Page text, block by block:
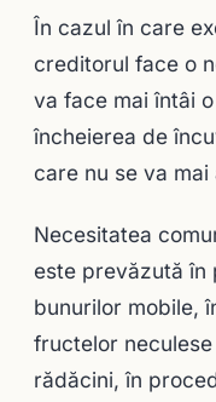
În cazul în care
creditorul face o
va face mai întâi
încheierea de
care nu se va
Necesitatea
este prevăzută în
bunurilor mobile,
fructelor
rădăcini, în